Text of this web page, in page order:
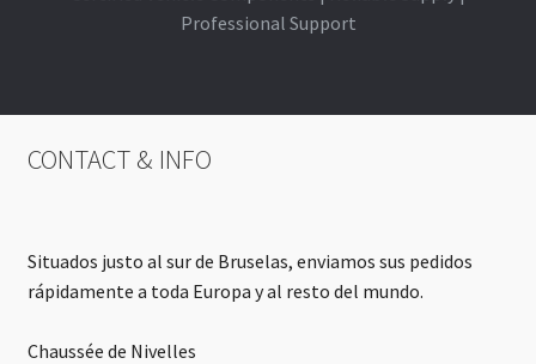
Professional Support
CONTACT & INFO
Situados justo al sur de Bruselas, enviamos sus pedidos
rápidamente a toda Europa y al resto del mundo.
Chaussée de Nivelles